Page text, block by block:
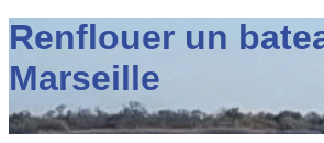
Renflouer un
Marseille